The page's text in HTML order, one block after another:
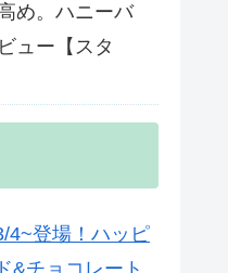
め。ハニーバ
ュー【スタ
4~登場！ハッピ